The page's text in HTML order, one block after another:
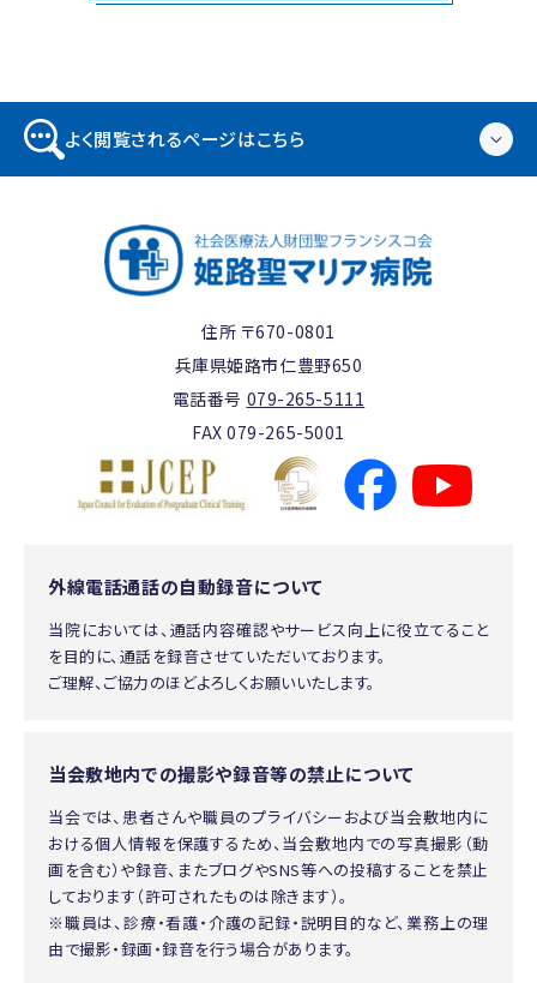
よく閲覧されるページはこちら
住所 〒670-0801
兵庫県姫路市仁豊野650
電話番号 079-265-5111
FAX 079-265-5001
外線電話通話の自動録音について
当院においては、通話内容確認やサービス向上に役立てること
を目的に、通話を録音させていただいております。
ご理解、ご協力のほどよろしくお願いいたします。
当会敷地内での撮影や録音等の禁止について
当会では、患者さんや職員のプライバシーおよび当会敷地内に
おける個人情報を保護するため、当会敷地内での写真撮影（動
画を含む）や録音、またブログやSNS等への投稿することを禁止
しております（許可されたものは除きます）。
※職員は、診療・看護・介護の記録・説明目的など、業務上の理
由で撮影・録画・録音を行う場合があります。